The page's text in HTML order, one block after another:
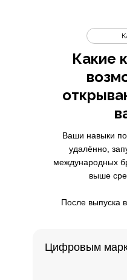
Какие
Ваши навыки
удалённо,
международных
выше
После выпуска
Цифровым